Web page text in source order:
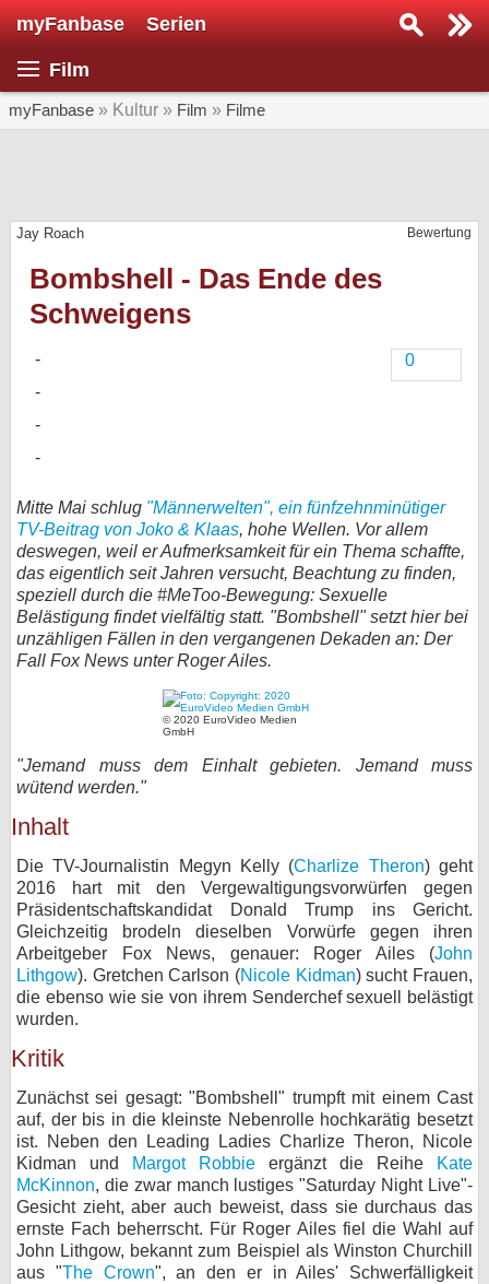
myFanbase Serien
Film
myFanbase » Kultur » Film » Filme
Bewertung
Jay Roach
Bombshell - Das Ende des
Schweigens
0
Mitte Mai schlug "Männerwelten", ein fünfzehnminütiger
TV-Beitrag von Joko & Klaas, hohe Wellen. Vor allem
deswegen, weil er Aufmerksamkeit für ein Thema schaffte,
das eigentlich seit Jahren versucht, Beachtung zu finden,
speziell durch die #MeToo-Bewegung: Sexuelle
Belästigung findet vielfältig statt. "Bombshell" setzt hier bei
unzähligen Fällen in den vergangenen Dekaden an: Der
Fall Fox News unter Roger Ailes.
© 2020 EuroVideo Medien
GmbH
"Jemand muss dem Einhalt gebieten. Jemand muss
wütend werden."
Inhalt
Die TV-Journalistin Megyn Kelly (Charlize Theron) geht
2016 hart mit den Vergewaltigungsvorwürfen gegen
Präsidentschaftskandidat Donald Trump ins Gericht.
Gleichzeitig brodeln dieselben Vorwürfe gegen ihren
Arbeitgeber Fox News, genauer: Roger Ailes (John
Lithgow). Gretchen Carlson (Nicole Kidman) sucht Frauen,
die ebenso wie sie von ihrem Senderchef sexuell belästigt
wurden.
Kritik
Zunächst sei gesagt: "Bombshell" trumpft mit einem Cast
auf, der bis in die kleinste Nebenrolle hochkarätig besetzt
ist. Neben den Leading Ladies Charlize Theron, Nicole
Kidman und
Margot Robbie ergänzt die Reihe
Kate
McKinnon, die zwar manch lustiges "Saturday Night Live"-
Gesicht zieht, aber auch beweist, dass sie durchaus das
ernste Fach beherrscht. Für Roger Ailes fiel die Wahl auf
John Lithgow, bekannt zum Beispiel als Winston Churchill
aus "The Crown", an den er in Ailes' Schwerfälligkeit
Serie suchen...
SERIEN
Veranstaltungen
bei X
bei Facebook
Kontakt
Cookie-Einstellungen
Desktop-Ansicht
myFanbase